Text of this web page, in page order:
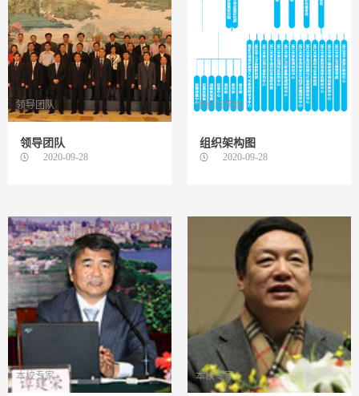
领导团队
领导团队
2020-09-28
组织架构图
组织架构图
2020-09-28
本校专家 本校专家